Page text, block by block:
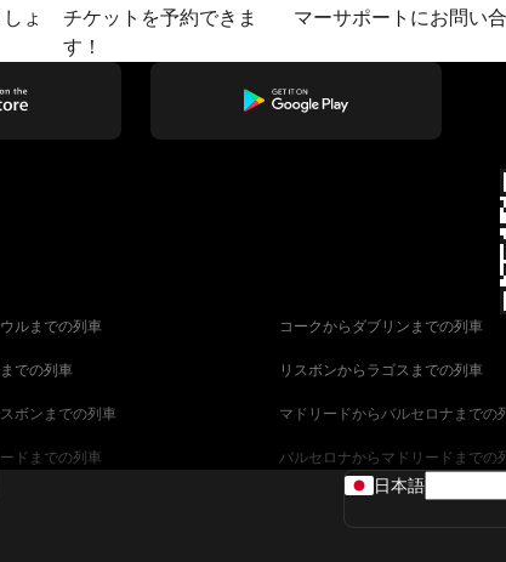
ょ
チケットを予約できま
す！
マーサポートにお問い
ルまでの列車 コークからダブリンまでの列車
での列車 リスボンからラゴスまでの列車
ボンまでの列車 マドリードからバルセロナまでの
ドまでの列車 バルセロナからマドリードまでの
ヴェネツィアからローマまでの列
ウィーンからザルツブルクまでの
日本語